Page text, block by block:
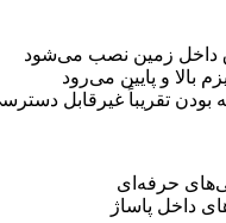
داخل زمین نصب می‌شود
بالا و پایین می‌رود
بودن تقریباً غیرقابل
حرفه‌ای
داخل پاساژ